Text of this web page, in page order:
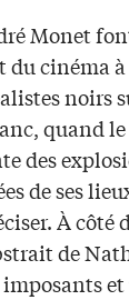
Monet
cinéma à
noirs
quand
des
de ses
À côté
de